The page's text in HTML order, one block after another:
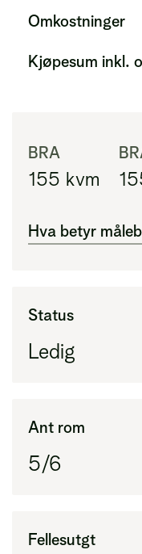
Omkostninger
Kjøpesum inkl.
BRA
155 kvm
Hva betyr
(BRA-i) pluss
BRA-i
BRA-e
Status
Ledig
Ant rom
5/6
Fellesutgt